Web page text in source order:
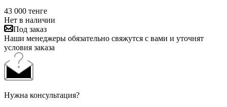
43 000 тенге
Нет в наличии
Под заказ
Наши менеджеры обязательно свяжутся с вами и уточнят
условия заказа
Нужна консультация?